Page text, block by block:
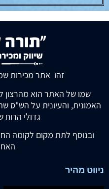
זהו אתר מכירות
שמו של האתר הוא מהרצון
האמונית, והעיונית על הש"ס
גדולי
ובנוסף לתת מקום לקומה
ניווט מהיר